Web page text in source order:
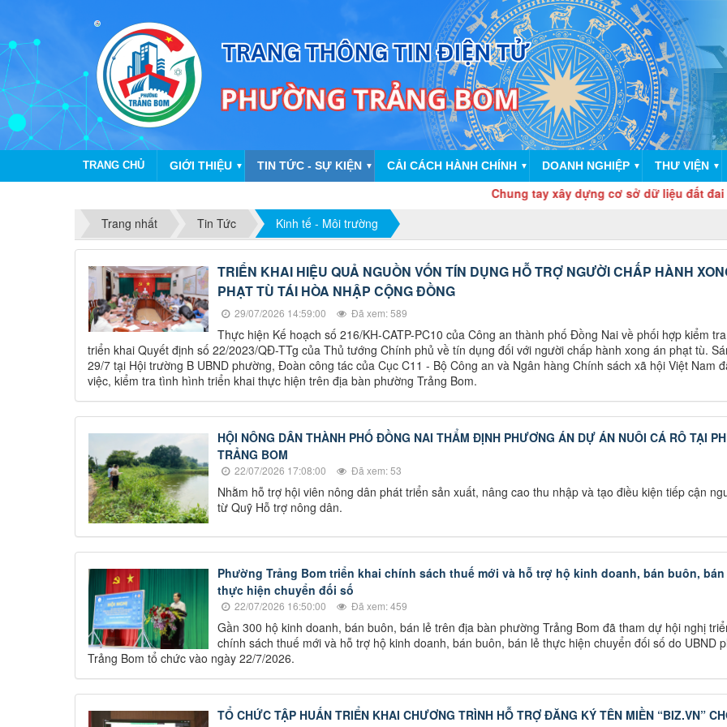
TRANG CHỦ GIỚI THIỆU ▼ TIN TỨC - SỰ KIỆN ▼ CẢI CÁCH HÀNH CHÍNH ▼ DOANH NGHIỆP ▼ THƯ VIỆN ▼
Chung tay xây dựng cơ sở dữ liệu đất đai “Đúng
Trang nhất
Tin Tức Kinh tế - Môi trường
TRIỂN KHAI HIỆU QUẢ NGUỒN VỐN TÍN DỤNG HỖ TRỢ NGƯỜI CHẤP HÀNH
PHẠT TÙ TÁI HÒA NHẬP CỘNG ĐỒNG
29/07/2026 14:59:00 Đã xem: 589
Thực hiện Kế hoạch số 216/KH-CATP-PC10 của Công an thành phố Đồng Nai về phối hợp kiểm
triển khai Quyết định số 22/2023/QĐ-TTg của Thủ tướng Chính phủ về tín dụng đối với người chấp hành xong án phạt tù.
29/7 tại Hội trường B UBND phường, Đoàn công tác của Cục C11 - Bộ Công an và Ngân hàng Chính sách xã hội Việt Nam
việc, kiểm tra tình hình triển khai thực hiện trên địa bàn phường Trảng Bom.
HỘI NÔNG DÂN THÀNH PHỐ ĐỒNG NAI THẨM ĐỊNH PHƯƠNG ÁN DỰ ÁN NUÔI CÁ RÔ TẠI
TRẢNG BOM
22/07/2026 17:08:00 Đã xem: 53
Nhằm hỗ trợ hội viên nông dân phát triển sản xuất, nâng cao thu nhập và tạo điều kiện tiếp cận
từ Quỹ Hỗ trợ nông dân.
Phường Trảng Bom triển khai chính sách thuế mới và hỗ trợ hộ kinh doanh, bán buôn, bán
thực hiện chuyển đối số
22/07/2026 16:50:00 Đã xem: 459
Gần 300 hộ kinh doanh, bán buôn, bán lẻ trên địa bàn phường Trảng Bom đã tham dự hội nghị
chính sách thuế mới và hỗ trợ hộ kinh doanh, bán buôn, bán lẻ thực hiện chuyển đối số do UBND
Trảng Bom tổ chức vào ngày 22/7/2026.
TỔ CHỨC TẬP HUẤN TRIỂN KHAI CHƯƠNG TRÌNH HỖ TRỢ ĐĂNG KÝ TÊN MIỀN “BIZ.VN”